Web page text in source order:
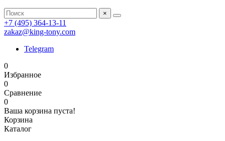
×
+7 (495) 364-13-11
zakaz@king-tony.com
Telegram
0
Избранное
0
Сравнение
0
Ваша корзина пуста!
Корзина
Каталог